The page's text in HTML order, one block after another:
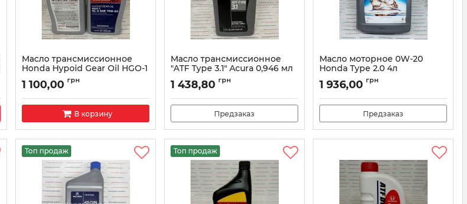
Масло трансмиссионное
Honda Hypoid Gear Oil HGO-1
Артикул: 082009014
1 100,00 грн
В корзину
Масло трансмиссионное
"ATF Type 3.1" Acura 0,946 мл
08200-9017A
Артикул: 082009017A
1 438,80 грн
Предзаказ
Масло моторное 0W-20
Honda Type 2.0 4л
08232P99K4LHE
Артикул: 08232P99K4LHE
1 936,00 грн
Предзаказ
Топ продаж Топ продаж